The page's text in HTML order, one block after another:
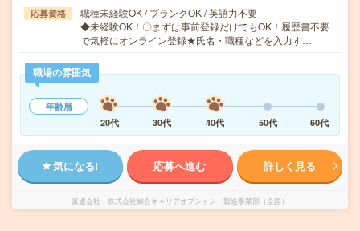
応募資格
職種未経験OK / ブランクOK / 英語力不要
◆未経験OK！〇まずは事前登録だけでもOK！履歴書不要
で気軽にオンライン登録★氏名・職種などを入力す…
職場の雰囲気
年齢層
20代
30代 40代 50代 60代
気になる! 応募へ進む 詳しく見る
派遣会社 株式会社綜合キャリアオプション 製造事業部（全国）